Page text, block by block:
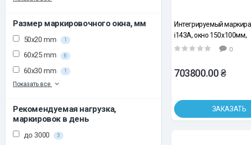
Размер маркировочного окна, мм
50x20 mm 1
60x25 mm 6
60x30 mm 1
Показать все
Рекомендуемая нагрузка,
маркировок в день
до 3000 3
Интегрируемый
i143A, окно 150х100мм,
автосенсинг
0
703800.00 ₴
ЗАКАЗАТЬ